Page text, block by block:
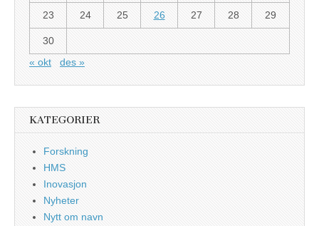
23 24 25 26 27 28 29
30
« okt
des »
KATEGORIER
Forskning
HMS
Inovasjon
Nyheter
Nytt om navn